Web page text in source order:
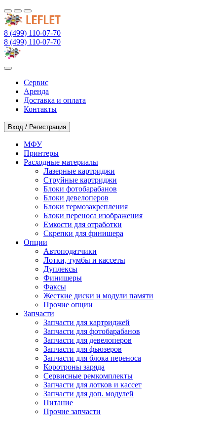
8 (499) 110-07-70
8 (499) 110-07-70
Сервис
Аренда
Доставка и оплата
Контакты
Вход / Регистрация
МФУ
Принтеры
Расходные материалы
Лазерные картриджи
Струйные картриджи
Блоки фотобарабанов
Блоки девелоперов
Блоки термозакрепления
Блоки переноса изображения
Емкости для отработки
Скрепки для финишера
Опции
Автоподатчики
Лотки, тумбы и кассеты
Дуплексы
Финишеры
Факсы
Жесткие диски и модули памяти
Прочие опции
Запчасти
Запчасти для картриджей
Запчасти для фотобарабанов
Запчасти для девелоперов
Запчасти для фьюзеров
Запчасти для блока переноса
Коротроны заряда
Сервисные ремкомплекты
Запчасти для лотков и кассет
Запчасти для доп. модулей
Питание
Прочие запчасти